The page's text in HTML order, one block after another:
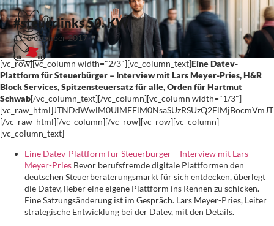
#steuerlinks 50. KW
11. Dezember 2017
[vc_row][vc_column width="2/3"][vc_column_text]Eine Datev-
Plattform für Steuerbürger – Interview mit Lars Meyer-Pries, H&R
Block Services, Spitzensteuersatz für alle, Orden für Hartmut
Schwab[/vc_column_text][/vc_column][vc_column width="1/3"]
[/vc_raw_html][/vc_column][/vc_row][vc_row][vc_column]
[vc_column_text]
Eine Datev-Plattform für Steuerbürger – Interview mit Lars
Meyer-Pries Bevor berufsfremde digitale Plattformen den
deutschen Steuerberaterungsmarkt für sich entdecken, überlegt
die Datev, lieber eine eigene Plattform ins Rennen zu schicken.
Eine Satzungsänderung ist im Gespräch. Lars Meyer-Pries, Leiter
strategische Entwicklung bei der Datev, mit den Details.